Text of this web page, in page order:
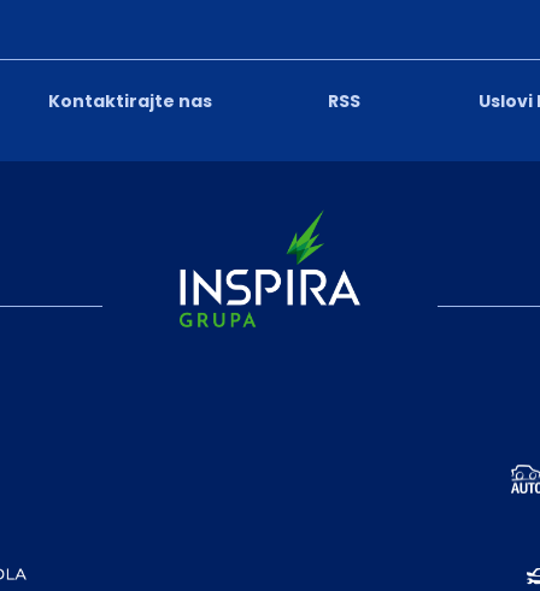
Kontaktirajte nas RSS